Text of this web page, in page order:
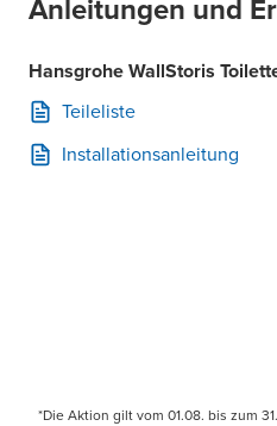
Anleitungen und
Hansgrohe WallStoris
Teileliste
Installationsanleitung
*Die Aktion gilt vom 01.08. bis zum